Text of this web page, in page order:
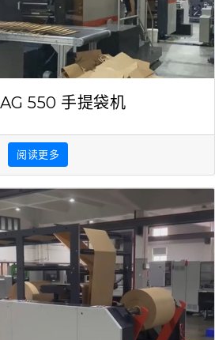
550 手提袋机
阅读更多